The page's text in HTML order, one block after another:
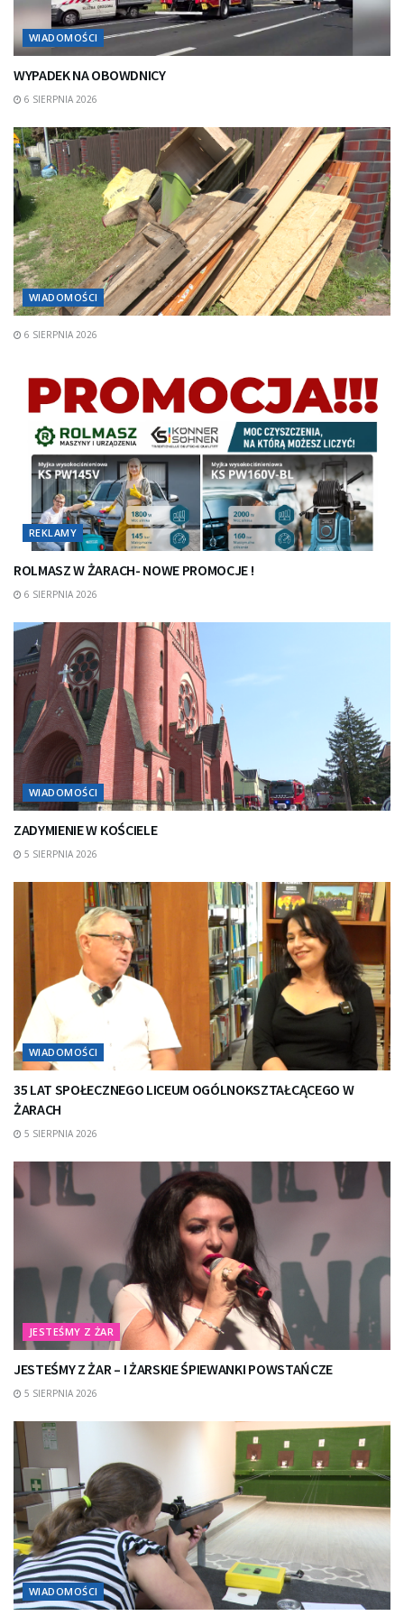
WIADOMOŚCI
WYPADEK NA OBOWDNICY
6 SIERPNIA 2026
WIADOMOŚCI
6 SIERPNIA 2026
REKLAMY
ROLMASZ W ŻARACH- NOWE PROMOCJE !
6 SIERPNIA 2026
WIADOMOŚCI
ZADYMIENIE W KOŚCIELE
5 SIERPNIA 2026
WIADOMOŚCI
35 LAT SPOŁECZNEGO LICEUM OGÓLNOKSZTAŁCĄCEGO W
ŻARACH
5 SIERPNIA 2026
JESTEŚMY Z ŻAR
JESTEŚMY Z ŻAR – I ŻARSKIE ŚPIEWANKI POWSTAŃCZE
5 SIERPNIA 2026
WIADOMOŚCI